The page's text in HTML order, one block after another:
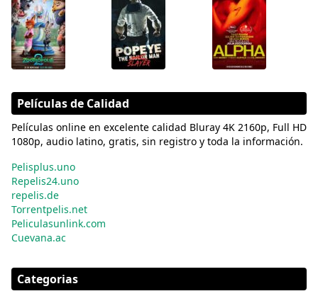
Películas de Calidad
Películas online en excelente calidad Bluray 4K 2160p, Full HD
1080p, audio latino, gratis, sin registro y toda la información.
Pelisplus.uno
Repelis24.uno
repelis.de
Torrentpelis.net
Peliculasunlink.com
Cuevana.ac
Categorias